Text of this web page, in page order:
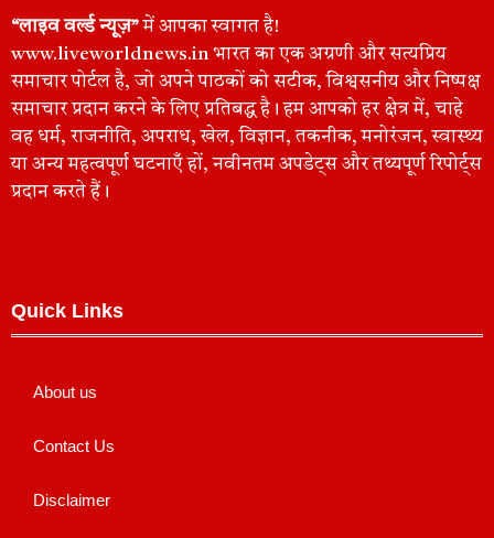
“लाइव वर्ल्ड न्यूज़”में आपका स्वागत है!
www.liveworldnews.in भारत का एक अग्रणी और सत्यप्रिय
समाचार पोर्टल है, जो अपने पाठकों को सटीक, विश्वसनीय और निष्पक्ष
समाचार प्रदान करने के लिए प्रतिबद्ध है। हम आपको हर क्षेत्र में, चाहे
वह धर्म, राजनीति, अपराध, खेल, विज्ञान, तकनीक, मनोरंजन, स्वास्थ्य
या अन्य महत्वपूर्ण घटनाएँ हों, नवीनतम अपडेट्स और तथ्यपूर्ण रिपोर्ट्स
प्रदान करते हैं।
Quick Links
About us
Contact Us
Disclaimer